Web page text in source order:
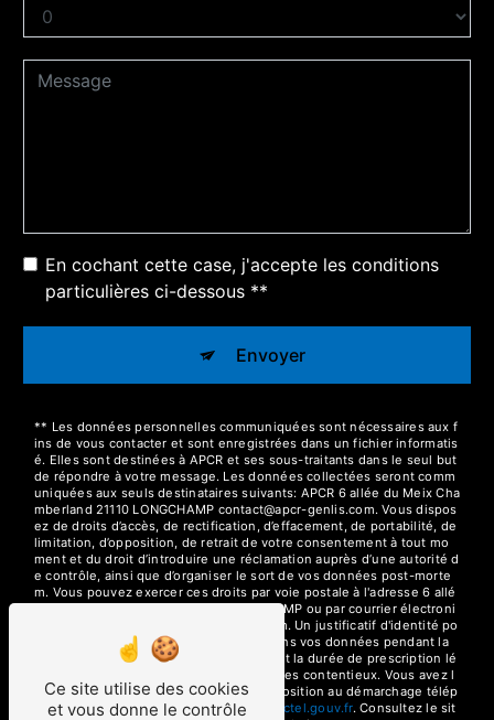
En cochant cette case, j'accepte les conditions
particulières ci-dessous **
Envoyer
** Les données personnelles communiquées sont nécessaires aux f
ins de vous contacter et sont enregistrées dans un fichier informatis
é. Elles sont destinées à APCR et ses sous-traitants dans le seul but
de répondre à votre message. Les données collectées seront comm
uniquées aux seuls destinataires suivants: APCR 6 allée du Meix Cha
mberland 21110 LONGCHAMP contact@apcr-genlis.com. Vous dispos
ez de droits d’accès, de rectification, d’effacement, de portabilité, de
limitation, d’opposition, de retrait de votre consentement à tout mo
ment et du droit d’introduire une réclamation auprès d’une autorité d
e contrôle, ainsi que d’organiser le sort de vos données post-morte
m. Vous pouvez exercer ces droits par voie postale à l'adresse 6 allé
e du Meix Chamberland 21110 LONGCHAMP ou par courrier électroni
que à l'adresse contact@apcr-genlis.com. Un justificatif d'identité po
urra vous être demandé. Nous conservons vos données pendant la
période de prise de contact puis pendant la durée de prescription lé
gale aux fins probatoires et de gestion des contentieux. Vous avez l
e droit de vous inscrire sur la liste d'opposition au démarchage télép
honique, disponible à cette adresse:
Bloctel.gouv.fr. Consultez le sit
Ce site utilise des cookies
et vous donne le contrôle